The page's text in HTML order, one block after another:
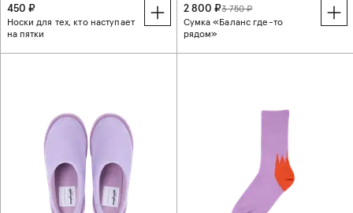
450 ₽
Носки для тех, кто наступает
на пятки
2 800 ₽3 750 ₽
Сумка «Баланс где-то
рядом»